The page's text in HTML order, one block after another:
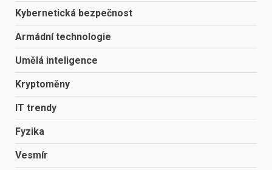
Kybernetická bezpečnost
Armádní technologie
Umělá inteligence
Kryptoměny
IT trendy
Fyzika
Vesmír